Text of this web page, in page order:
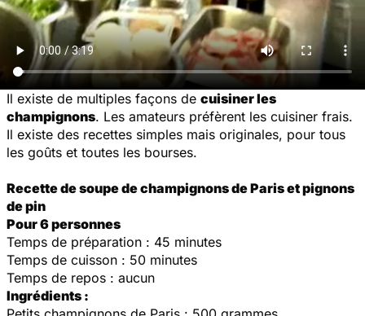
Il existe de multiples façons de cuisiner les
champignons. Les amateurs préfèrent les cuisiner frais.
Il existe des recettes simples mais originales, pour tous
les goûts et toutes les bourses.
Recette de soupe de champignons de Paris et pignons
de pin
Pour 6 personnes
Temps de préparation : 45 minutes
Temps de cuisson : 50 minutes
Temps de repos : aucun
Ingrédients :